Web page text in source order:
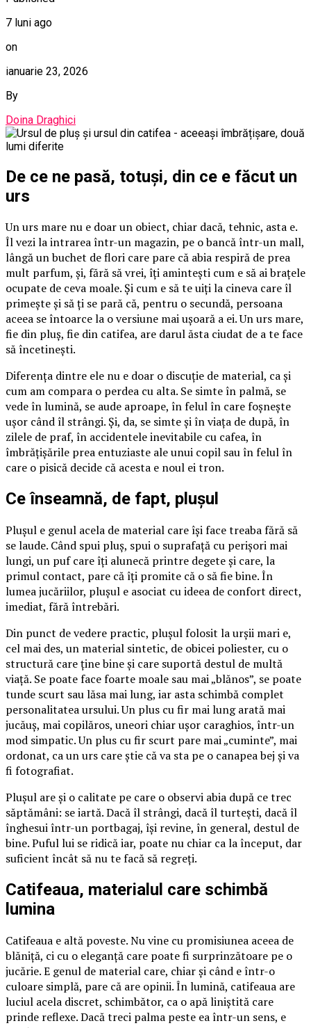
7 luni ago
on
ianuarie 23, 2026
By
Doina Draghici
De ce ne pasă, totuși, din ce e făcut un
urs
Un urs mare nu e doar un obiect, chiar dacă, tehnic, asta e.
Îl vezi la intrarea într-un magazin, pe o bancă într-un mall,
lângă un buchet de flori care pare că abia respiră de prea
mult parfum, și, fără să vrei, îți amintești cum e să ai brațele
ocupate de ceva moale. Și cum e să te uiți la cineva care îl
primește și să ți se pară că, pentru o secundă, persoana
aceea se întoarce la o versiune mai ușoară a ei. Un urs mare,
fie din pluș, fie din catifea, are darul ăsta ciudat de a te face
să încetinești.
Diferența dintre ele nu e doar o discuție de material, ca și
cum am compara o perdea cu alta. Se simte în palmă, se
vede în lumină, se aude aproape, în felul în care foșnește
ușor când îl strângi. Și, da, se simte și în viața de după, în
zilele de praf, în accidentele inevitabile cu cafea, în
îmbrățișările prea entuziaste ale unui copil sau în felul în
care o pisică decide că acesta e noul ei tron.
Ce înseamnă, de fapt, plușul
Plușul e genul acela de material care își face treaba fără să
se laude. Când spui pluș, spui o suprafață cu perișori mai
lungi, un puf care îți alunecă printre degete și care, la
primul contact, pare că îți promite că o să fie bine. În
lumea jucăriilor, plușul e asociat cu ideea de confort direct,
imediat, fără întrebări.
Din punct de vedere practic, plușul folosit la urșii mari e,
cel mai des, un material sintetic, de obicei poliester, cu o
structură care ține bine și care suportă destul de multă
viață. Se poate face foarte moale sau mai „blănos”, se poate
tunde scurt sau lăsa mai lung, iar asta schimbă complet
personalitatea ursului. Un plus cu fir mai lung arată mai
jucăuș, mai copilăros, uneori chiar ușor caraghios, într-un
mod simpatic. Un plus cu fir scurt pare mai „cuminte”, mai
ordonat, ca un urs care știe că va sta pe o canapea bej și va
fi fotografiat.
Plușul are și o calitate pe care o observi abia după ce trec
săptămâni: se iartă. Dacă îl strângi, dacă îl turtești, dacă îl
înghesui într-un portbagaj, își revine, în general, destul de
bine. Puful lui se ridică iar, poate nu chiar ca la început, dar
suficient încât să nu te facă să regreți.
Catifeaua, materialul care schimbă
lumina
Catifeaua e altă poveste. Nu vine cu promisiunea aceea de
blăniță, ci cu o eleganță care poate fi surprinzătoare pe o
jucărie. E genul de material care, chiar și când e într-o
culoare simplă, pare că are opinii. În lumină, catifeaua are
luciul acela discret, schimbător, ca o apă liniștită care
prinde reflexe. Dacă treci palma peste ea într-un sens, e